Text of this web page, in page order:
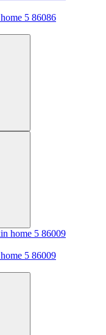
5 86086
5 86009